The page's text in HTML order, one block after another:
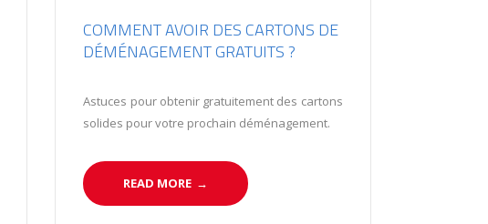
COMMENT AVOIR DES CARTONS DE
DÉMÉNAGEMENT GRATUITS ?
Astuces pour obtenir gratuitement des cartons
solides pour votre prochain déménagement.
READ MORE →